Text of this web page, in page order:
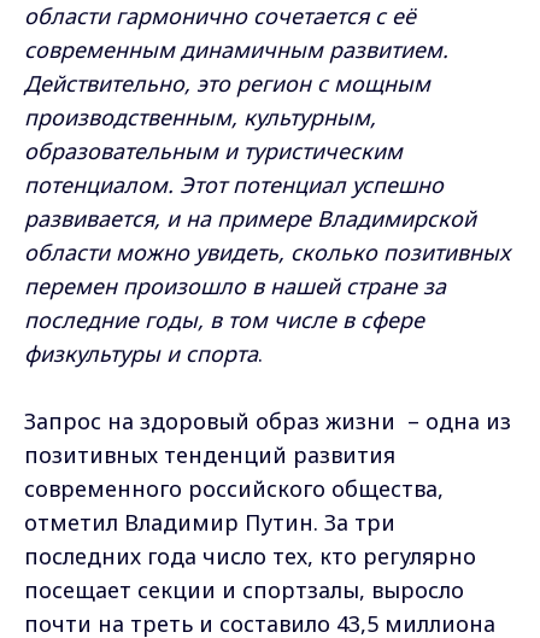
области гармонично сочетается с её
современным динамичным развитием.
Действительно, это регион с мощным
производственным, культурным,
образовательным и туристическим
потенциалом. Этот потенциал успешно
развивается, и на примере Владимирской
области можно увидеть, сколько позитивных
перемен произошло в нашей стране за
последние годы, в том числе в сфере
физкультуры и спорта.
Запрос на здоровый образ жизни – одна из
позитивных тенденций развития
современного российского общества,
отметил Владимир Путин. За три
последних года число тех, кто регулярно
посещает секции и спортзалы, выросло
почти на треть и составило 43,5 миллиона